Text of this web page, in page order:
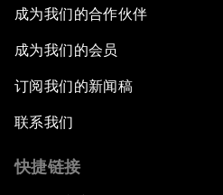
成为我们的合作伙伴
成为我们的会员
订阅我们的新闻稿
联系我们
快捷链接